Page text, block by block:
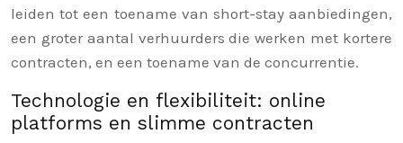
leiden tot een toename van short-stay aanbiedingen,
een groter aantal verhuurders die werken met kortere
contracten, en een toename van de concurrentie.
Technologie en flexibiliteit: online
platforms en slimme contracten